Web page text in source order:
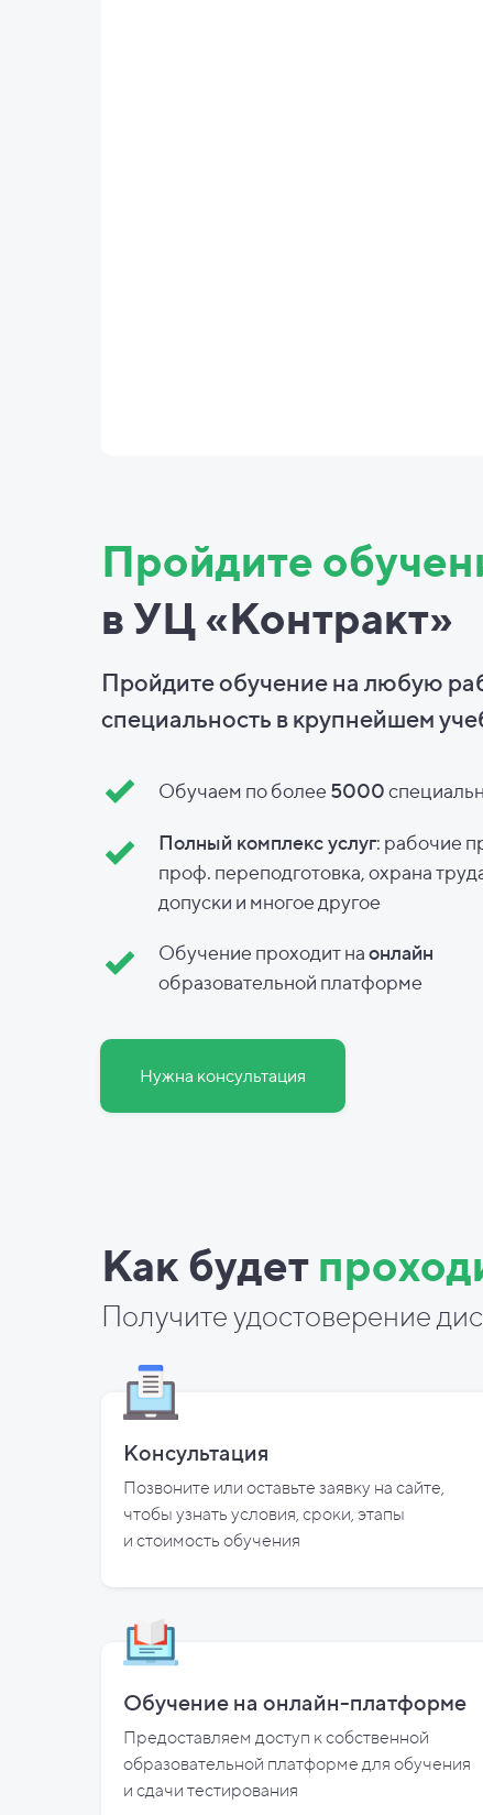
Пройдите
в УЦ «Контракт»
Нужна консультация
Пройдите обучение на любую
специальность вкрупнейшем
Обучаем по более 5000
Обучение проходит наонлайн
образовательной платформе
Полный комплекс услуг: рабочие
проф. переподготовка, охрана
допуски и многое другое
Как будет
Получите удостоверение
Консультация
Позвоните или оставьте заявку на сайте,
чтобы узнать условия, сроки, этапы
и стоимость обучения
Обучение на онлайн-платформе
Предоставляем доступ к собственной
образовательной платформе для обучения
и сдачи тестирования